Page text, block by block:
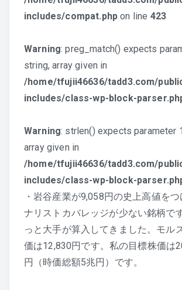
includes/compat.php on line 423
Warning: preg_match() expects
string, array given in
/home/tfujii46636/tadd3.com/
includes/class-wp-block-
Warning: strlen() expects parameter
array given in
/home/tfujii46636/tadd3.com/
includes/class-wp-block-
・岩谷産業が9,058円の史上高値を
ナリストカバレッジが少ない銘柄で
っと大手が算入してきました。モル
価は12,830円です。私の目標株価は
円（時価総額5兆円）です。